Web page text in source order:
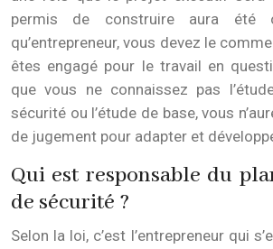
permis de construire aura été
qu’entrepreneur, vous devez le
êtes engagé pour le travail en
que vous ne connaissez pas
sécurité ou l’étude de base, vous
de jugement pour adapter et
Qui est responsable du
de sécurité ?
Selon la loi, c’est l’entrepreneur qui